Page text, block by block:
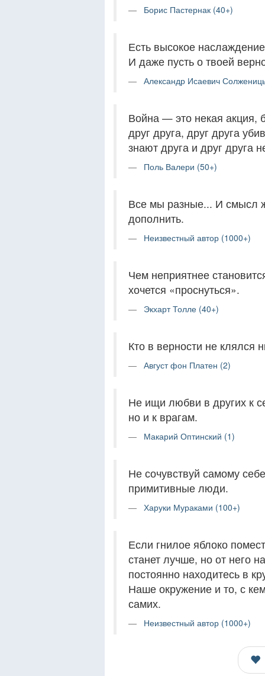
Борис Пастернак (40+)
Есть высокое
И даже пусть о твоей
Александр Исаевич
Война — это некая акция,
друг друга, друг друга
знают друга и друг друга
Поль Валери (50+)
Все мы разные... И смысл
дополнить.
Неизвестный автор (1000+)
Чем неприятнее
хочется «проснуться».
Экхарт Толле (40+)
Кто в верности не клялся
Август фон Платен (2)
Не ищи любви в других к
но и к врагам.
Макарий Оптинский (1)
Не сочувствуй самому
примитивные люди.
Харуки Мураками (100+)
Если гнилое яблоко
станет лучше, но от него
постоянно находитесь в
Наше окружение и то, с
самих.
Неизвестный автор (1000+)